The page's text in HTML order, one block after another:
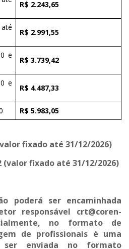
R$ 2.243,65
R$ 2.991,55
e
R$ 3.739,42
e
R$ 4.487,33
R$ 5.983,05
(valor fixado até 31/12/2026)
(valor fixado até 31/12/2026)
poderá ser encaminhada
responsável crt@coren-
no formato de
de profissionais é uma
ser enviada no formato